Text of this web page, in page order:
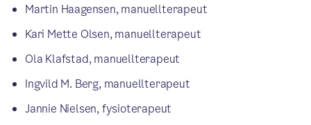
Martin Haagensen, manuellterapeut
Kari Mette Olsen, manuellterapeut
Ola Klafstad, manuellterapeut
Ingvild M. Berg, manuellterapeut
Jannie Nielsen, fysioterapeut